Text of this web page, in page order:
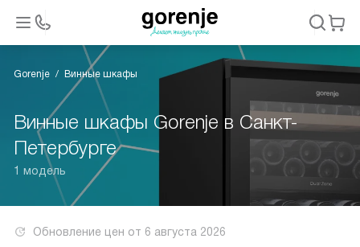
Gorenje Винные шкафы
Винные шкафы Gorenje в Санкт-
Петербурге
1 модель
Обновление цен от 6 августа 2026